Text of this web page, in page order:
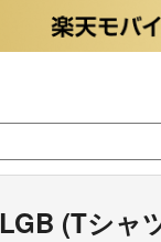
LGB (Tシャ